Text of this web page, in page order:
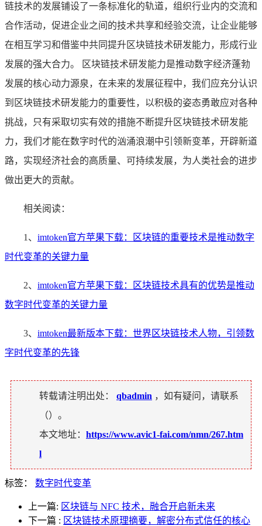
链技术的发展铺设了一条标准化的轨道，组织行业内的交流和
合作活动，促进企业之间的技术共享和经验交流，让企业能够
在相互学习和借鉴中共同提升区块链技术研发能力，形成行业
发展的强大合力。 区块链技术研发能力是推动数字经济蓬勃
发展的核心动力源泉，在未来的发展征程中，我们应充分认识
到区块链技术研发能力的重要性，以积极的姿态勇敢应对各种
挑战，只有采取切实有效的措施不断提升区块链技术研发能
力，我们才能在数字时代的汹涌浪潮中引领新变革，开辟新道
路，实现经济社会的高质量、可持续发展，为人类社会的进步
做出更大的贡献。
相关阅读：
1、 imtoken官方苹果下载：区块链的重要技术是推动数字
时代变革的关键力量
2、 imtoken官方苹果下载：区块链技术具有的优势是推动
数字时代变革的关键力量
3、 imtoken最新版本下载：世界区块链技术人物，引领数
字时代变革的先锋
转载请注明出处： qbadmin ，如有疑问，请联系
（）。
本文地址： https://www.avic1-fai.com/nmn/267.htm
l
标签： 数字时代变革
上一篇: 区块链与 NFC 技术，融合开启新未来
下一篇 : 区块链技术原理摘要，解密分布式信任的核心